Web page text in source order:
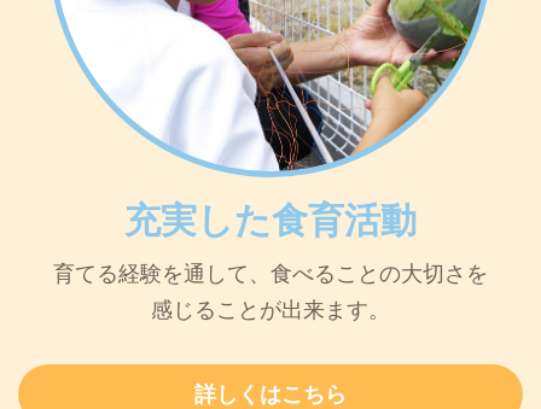
充実した食育活動
育てる経験を通して、食べることの大切さを
感じることが出来ます。
詳しくはこちら